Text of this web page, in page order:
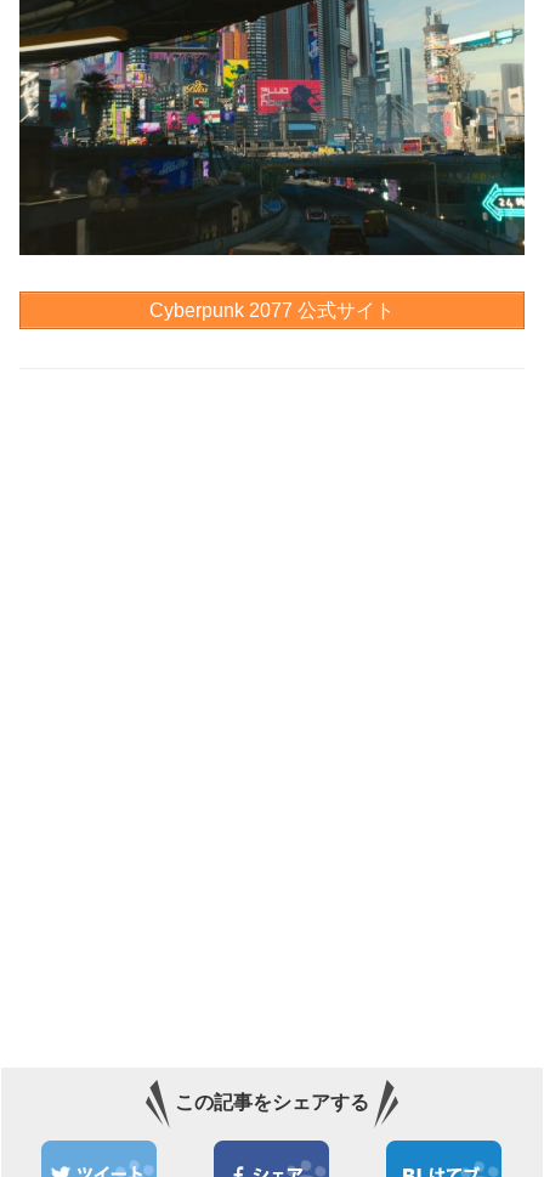
Cyberpunk 2077 公式サイト
この記事をシェアする